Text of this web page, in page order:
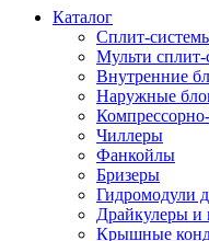
Каталог
Сплит-
Мульти
Внутренние
Наружные
Чиллеры
Фанкойлы
Бризеры
Гидромодули
Драйкулеры и
Крышные